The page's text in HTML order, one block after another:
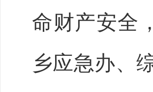
命财产安全
乡应急办、